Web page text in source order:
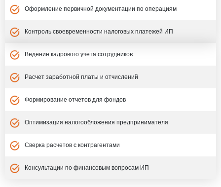
Оформление первичной документации по операциям
Контроль своевременности налоговых платежей ИП
Ведение кадрового учета сотрудников
Расчет заработной платы и отчислений
Формирование отчетов для фондов
Оптимизация налогообложения предпринимателя
Сверка расчетов с контрагентами
Консультации по финансовым вопросам ИП